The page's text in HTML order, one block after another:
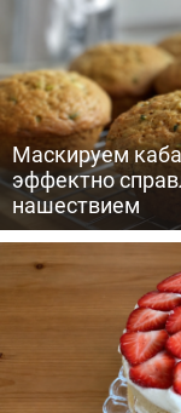
Маскируем
эффектно
нашествием